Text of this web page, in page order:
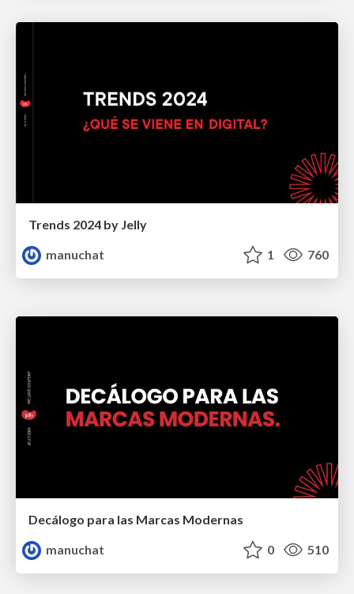
Trends 2024 by Jelly
manuchat
1 760
Decálogo para las Marcas Modernas
manuchat
0 510